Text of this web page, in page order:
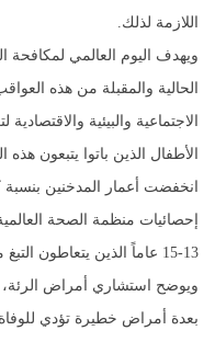
اللازمة لذلك.
ويهدف اليوم العالمي لمكافحة
الحالية والمقبلة من هذه
الاجتماعية والبيئية
الأطفال الذين باتوا يتبعون
انخفضت أعمار المدخنين بنسبة
إحصائيات منظمة الصحة
13-15 عاماً الذين يتعاطون التبغ ما يصل إلى 37 مليون طفل حول العالم.
ويوضح استشاري أمراض الرئة،
بعدة أمراض خطيرة تؤدي